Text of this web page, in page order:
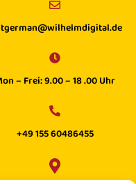
– Frei: 9.00 – 18 .00 Uhr
+49 155 60486455